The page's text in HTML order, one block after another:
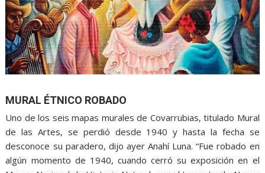
MURAL ÉTNICO ROBADO
Uno de los seis mapas murales de Covarrubias, titulado Mural
de las Artes, se perdió desde 1940 y hasta la fecha se
desconoce su paradero, dijo ayer Anahí Luna. “Fue robado en
algún momento de 1940, cuando cerró su exposición en el